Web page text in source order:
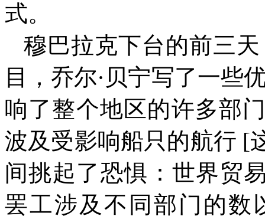
式。
穆巴拉克下台的前三
目，乔尔·贝宁写了一些
响了整个地区的许多部
波及受影响船只的航行 [
间挑起了恐惧：世界贸
罢工涉及不同部门的数